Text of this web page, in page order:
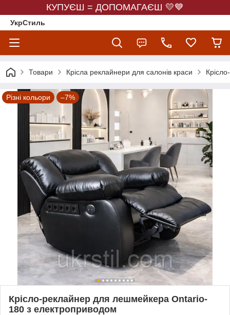
КУПУЄШ = ДОПОМАГАЄШ 💛💙
УкрСтиль
Товари Крісла реклайнери для салонів краси
Різні кольори –7%
Крісло-реклайнер для лешмейкера Ontario-
180 з електроприводом